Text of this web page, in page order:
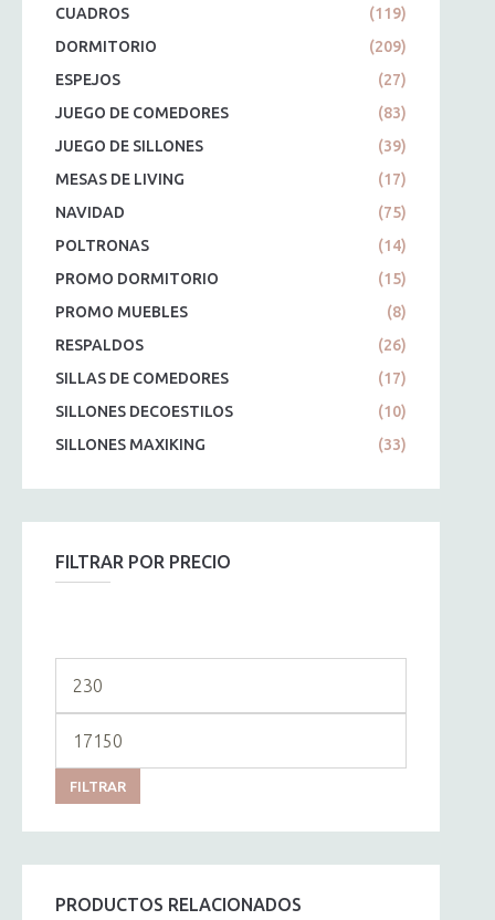
CUADROS
(119)
DORMITORIO
(209)
ESPEJOS
(27)
JUEGO DE COMEDORES
(83)
JUEGO DE SILLONES
(39)
MESAS DE LIVING
(17)
NAVIDAD
(75)
POLTRONAS
(14)
PROMO DORMITORIO
(15)
PROMO MUEBLES
(8)
RESPALDOS
(26)
SILLAS DE COMEDORES
(17)
SILLONES DECOESTILOS
(10)
SILLONES MAXIKING
(33)
FILTRAR POR PRECIO
FILTRAR
PRODUCTOS RELACIONADOS